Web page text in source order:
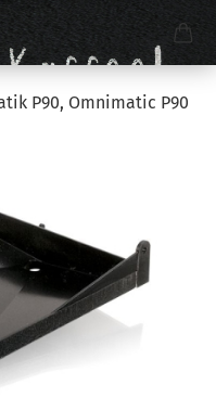
P90, Omnimatic P90